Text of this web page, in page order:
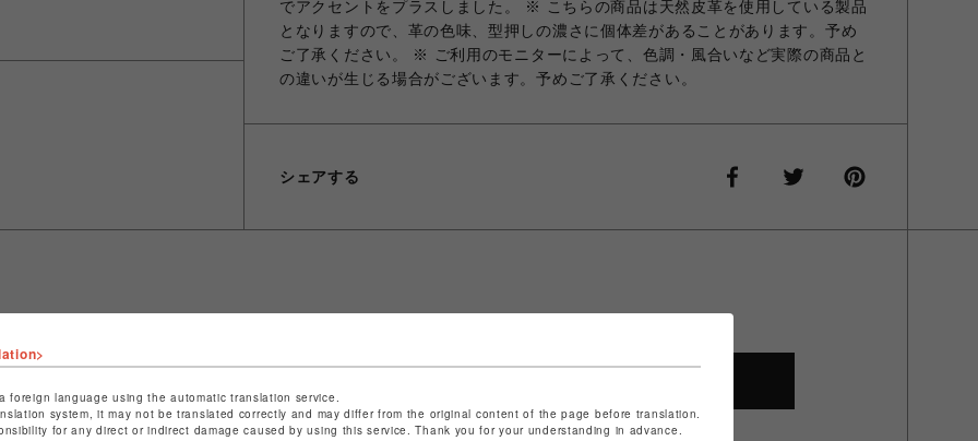
でアクセントをプラスしました。 ※ こちらの商品は天然皮革を使用している製品
となりますので、革の色味、型押しの濃さに個体差があることがあります。予め
ご了承ください。 ※ ご利用のモニターによって、色調・風合いなど実際の商品と
の違いが生じる場合がございます。予めご了承ください。
シェアする
舗名
定商取引法など法令に基づく表記はこちら
ョップお問い合わせはこちら
foreign language using the automatic translation service.
system, it may not be translated correctly and may differ from the original content of the page before translation.
for any direct or indirect damage caused by using this service. Thank you for your understanding in advance.